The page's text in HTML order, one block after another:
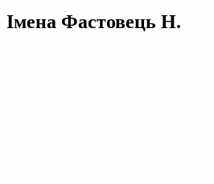
Імена Фастовець Н.